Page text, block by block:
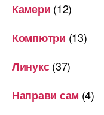
Камери (12)
Компютри (13)
Линукс(37)
Направи сам (4)